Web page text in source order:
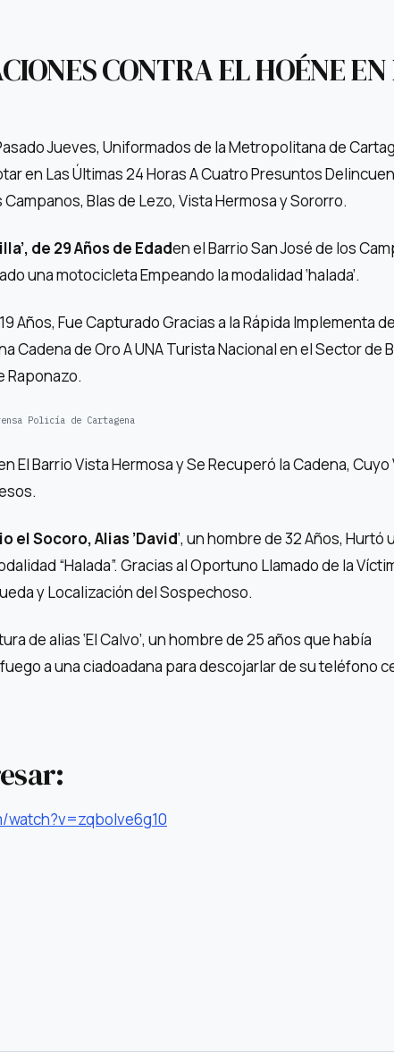
CONTRA EL HOÉNE
Jueves, Uniformados de la Metropolitana de
en Las Últimas 24 Horas A Cuatro Presuntos
Blas de Lezo, Vista Hermosa y Sororro.
de 29 Años de Edaden el Barrio San José de los
una motocicleta Empeando la modalidad ‘halada’.
Años, Fue Capturado Gracias a la Rápida Implementa
Cadena de Oro A UNA Turista Nacional en el Sector de
Raponazo.
Policía de Cartagena
El Barrio Vista Hermosa y Se Recuperó la Cadena, Cuyo
el Socoro, Alias ​​’David‘, un hombre de 32 Años, Hurtó
“Halada”. Gracias al Oportuno Llamado de la
y Localización del Sospechoso.
de alias ‘El Calvo’, un hombre de 25 años que había
a una ciadoadana para descojarlar de su teléfono